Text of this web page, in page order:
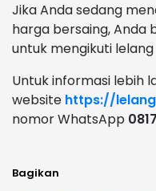
Jika Anda sedang
harga bersaing,
untuk mengikuti
Untuk informasi lebih
website https://
nomor WhatsApp
Bagikan